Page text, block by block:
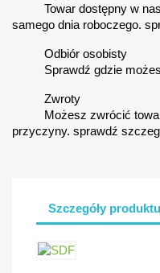
Towar dostępny w
samego dnia roboczego.
Odbiór osobisty
Sprawdź gdzie
Zwroty
Możesz zwrócić
przyczyny. sprawdź
Szczegóły produktu